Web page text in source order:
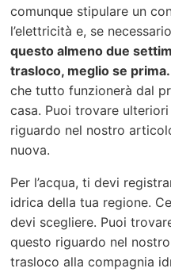
comunque stipulare un
l’elettricità e, se
questo almeno due
trasloco, meglio se prima.
che tutto funzionerà dal
casa. Puoi trovare
riguardo nel nostro
nuova.
Per l’acqua, ti devi
idrica della tua regione.
devi scegliere. Puoi
questo riguardo nel
trasloco alla compagnia